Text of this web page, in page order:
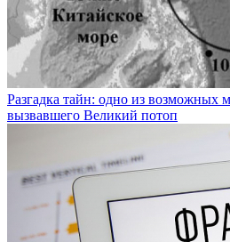
Разгадка тайн: одно из возможных
вызвавшего Великий потоп